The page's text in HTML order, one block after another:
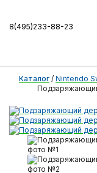
8(495)233-88-23
Каталог / Nintendo